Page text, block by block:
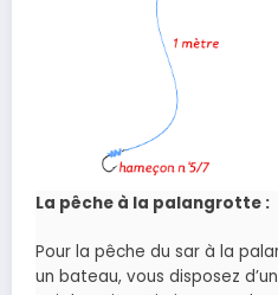
La pêche à la palangrotte :
Pour la pêche du sar à la
un bateau, vous disposez